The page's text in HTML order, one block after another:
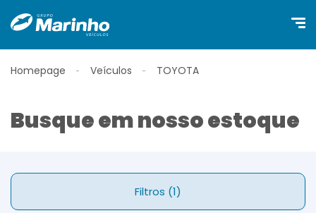
Homepage Veículos TOYOTA
Busque em nosso estoque
Filtros (1)